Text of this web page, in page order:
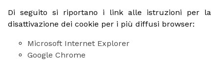
Di seguito si riportano i link alle istruzioni per la
disattivazione dei cookie per i più diffusi browser:
Microsoft Internet Explorer
Google Chrome